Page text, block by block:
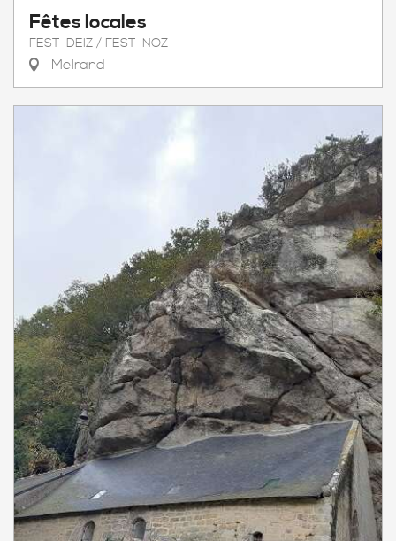
Fêtes locales
FEST-DEIZ / FEST-NOZ
Melrand